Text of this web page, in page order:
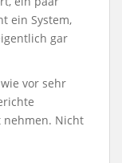
ein System,
gar
vor sehr
nehmen. Nicht